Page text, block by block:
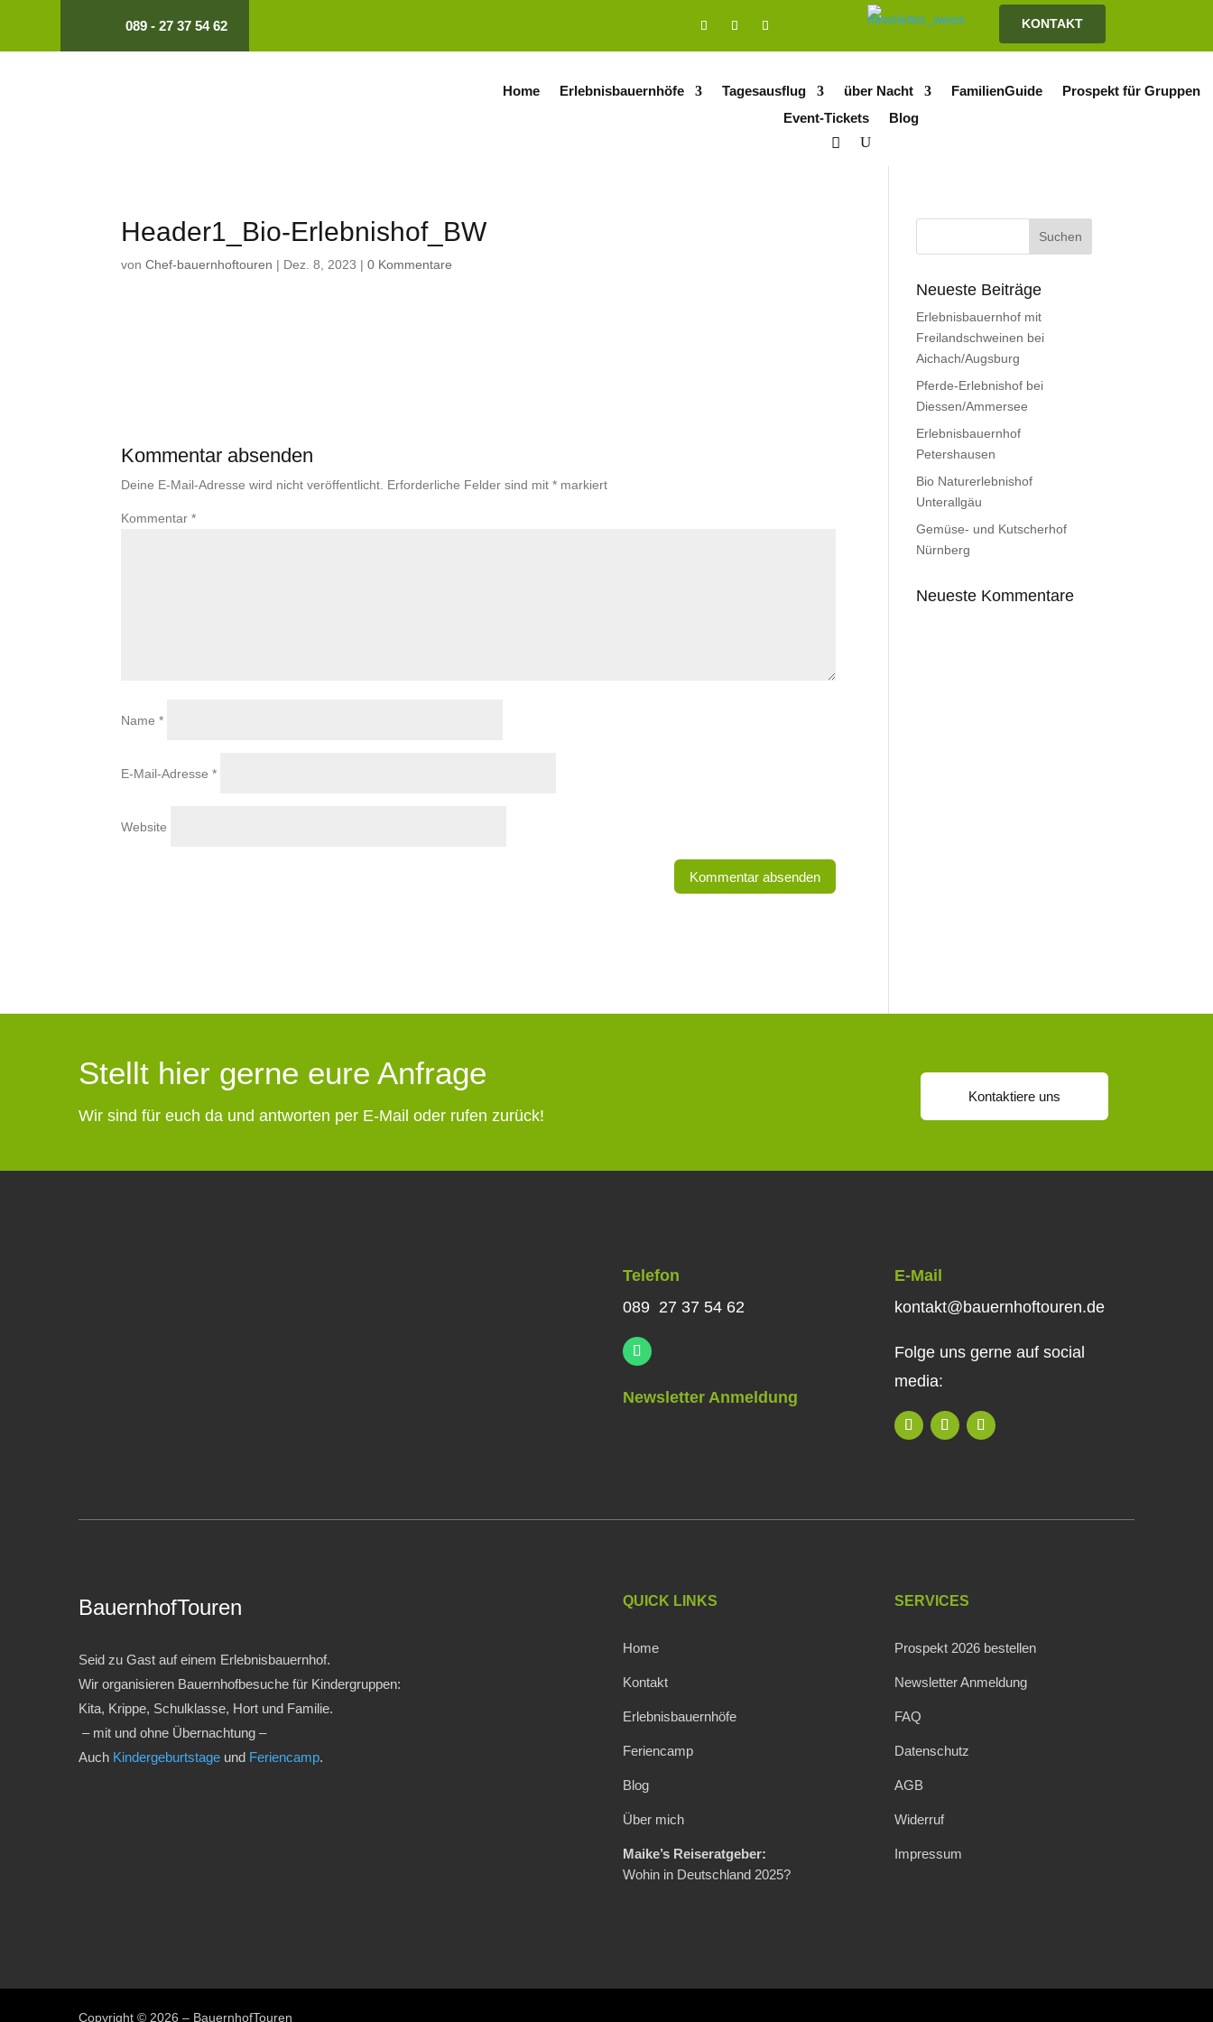
089 - 27 37 54 62 KONTAKT
Home Erlebnisbauernhöfe Tagesausflug über Nacht FamilienGuide
Prospekt für Gruppen
Event-Tickets
Blog
Header1_Bio-Erlebnishof_BW
vonChef-bauernhoftouren | Dez. 8, 2023 |0 Kommentare
Kommentar absenden
Deine E-Mail-Adresse wird nicht veröffentlicht. Erforderliche Felder sind mit* markiert
Kommentar*
Name*
E-Mail-Adresse*
Website
Neueste Beiträge
Erlebnisbauernhof mit
Freilandschweinen bei
Aichach/Augsburg
Pferde-Erlebnishof bei
Diessen/Ammersee
Erlebnisbauernhof
Petershausen
Bio Naturerlebnishof
Unterallgäu
Gemüse- und Kutscherhof
Nürnberg
Neueste Kommentare
Stellt hier gerne eure Anfrage
Wir sind für euch da und antworten per E-Mail oder rufen zurück!
Kontaktiere uns
Telefon
089 27 37 54 62
Newsletter Anmeldung
E-Mail
kontakt@bauernhoftouren.de
Folge uns gerne auf social
media:
BauernhofTouren
Seid zu Gast auf einem Erlebnisbauernhof.
Wir organisieren Bauernhofbesuche für Kindergruppen:
Kita, Krippe, Schulklasse, Hort und Familie.
– mit und ohne Übernachtung –
Auch Kindergeburtstage und Feriencamp.
QUICK LINKS
Home
Kontakt
Erlebnisbauernhöfe
Feriencamp
Blog
Über mich
Maike’s Reiseratgeber:
Wohin in Deutschland 2025?
SERVICES
Prospekt 2026 bestellen
Newsletter Anmeldung
FAQ
Datenschutz
AGB
Widerruf
Impressum
Copyright © 2026 – BauernhofTouren